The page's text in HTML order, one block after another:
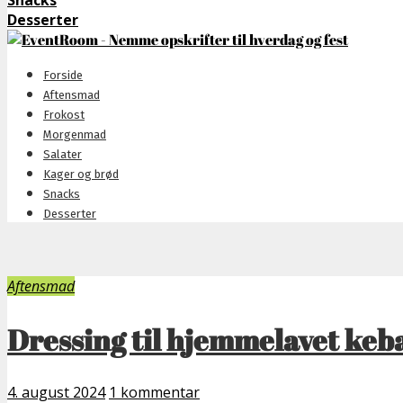
Desserter
Forside
Aftensmad
Frokost
Morgenmad
Salater
Kager og brød
Snacks
Desserter
Aftensmad
Dressing til hjemmelavet
4. august 2024 1 kommentar